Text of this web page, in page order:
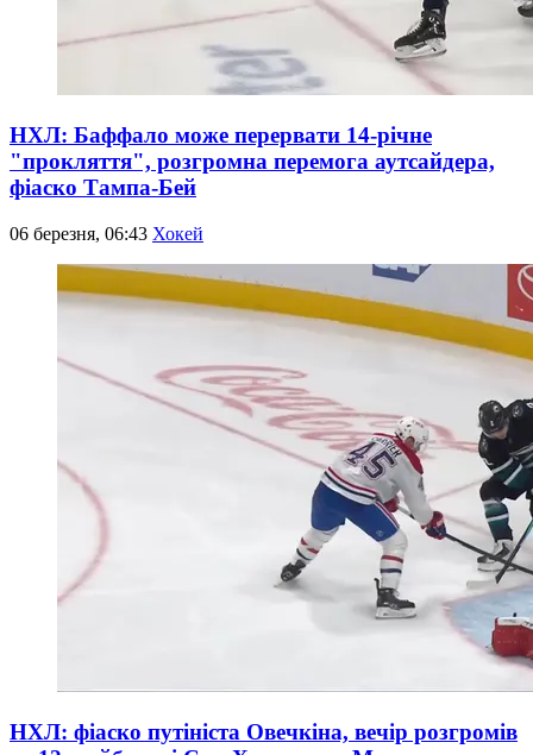
НХЛ: Баффало може перервати 14-річне
"прокляття", розгромна перемога аутсайдера,
фіаско Тампа-Бей
06 березня, 06:43 Хокей
НХЛ: фіаско путініста Овечкіна, вечір розгромів